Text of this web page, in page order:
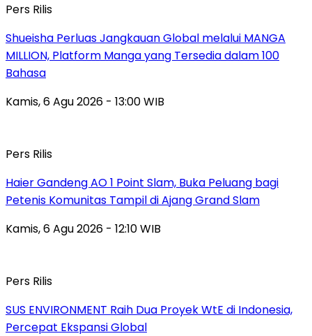
Pers Rilis
Shueisha Perluas Jangkauan Global melalui MANGA
MILLION, Platform Manga yang Tersedia dalam 100
Bahasa
Kamis, 6 Agu 2026 - 13:00 WIB
Pers Rilis
Haier Gandeng AO 1 Point Slam, Buka Peluang bagi
Petenis Komunitas Tampil di Ajang Grand Slam
Kamis, 6 Agu 2026 - 12:10 WIB
Pers Rilis
SUS ENVIRONMENT Raih Dua Proyek WtE di Indonesia,
Percepat Ekspansi Global